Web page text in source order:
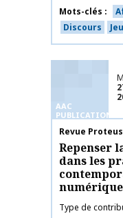
Mots-clés
Discours
Jeu
AAC
PUBLICATIONS
Nom de la
Revue Proteus
Repenser
dans les
numérique
Type de